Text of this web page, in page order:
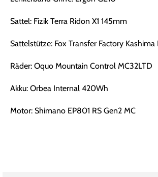
Sattel: Fizik Terra Ridon X1 145mm
Sattelstütze: Fox Transfer Factory Kashima
Räder: Oquo Mountain Control MC32LTD
Akku: Orbea Internal 420Wh
Motor: Shimano EP801 RS Gen2 MC